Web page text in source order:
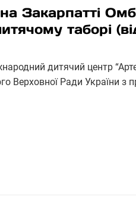
Закарпатті
таборі
дитячий центр
Верховної Ради України з